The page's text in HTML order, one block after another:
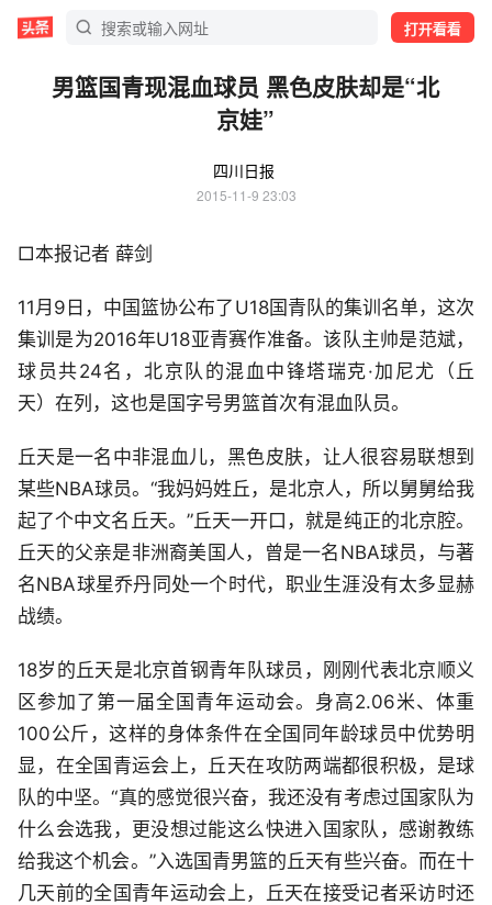
打开看看
男篮国青现混血球员 黑色皮肤却是“北
京娃”
四川日报
2015-11-9 23:03
□本报记者 薛剑
11月9日，中国篮协公布了U18国青队的集训名单，这次
集训是为2016年U18亚青赛作准备。该队主帅是范斌，
球员共24名，北京队的混血中锋塔瑞克·加尼尤（丘
天）在列，这也是国字号男篮首次有混血队员。
丘天是一名中非混血儿，黑色皮肤，让人很容易联想到
某些NBA球员。“我妈妈姓丘，是北京人，所以舅舅给我
起了个中文名丘天。”丘天一开口，就是纯正的北京腔。
丘天的父亲是非洲裔美国人，曾是一名NBA球员，与著
名NBA球星乔丹同处一个时代，职业生涯没有太多显赫
战绩。
18岁的丘天是北京首钢青年队球员，刚刚代表北京顺义
区参加了第一届全国青年运动会。身高2.06米、体重
100公斤，这样的身体条件在全国同年龄球员中优势明
显，在全国青运会上，丘天在攻防两端都很积极，是球
队的中坚。“真的感觉很兴奋，我还没有考虑过国家队为
什么会选我，更没想过能这么快进入国家队，感谢教练
给我这个机会。”入选国青男篮的丘天有些兴奋。而在十
几天前的全国青年运动会上，丘天在接受记者采访时还